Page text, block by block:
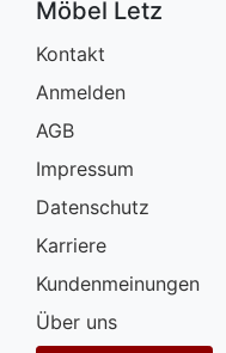
Möbel Letz
Kontakt
Anmelden
AGB
Impressum
Datenschutz
Karriere
Kundenmeinungen
Über uns